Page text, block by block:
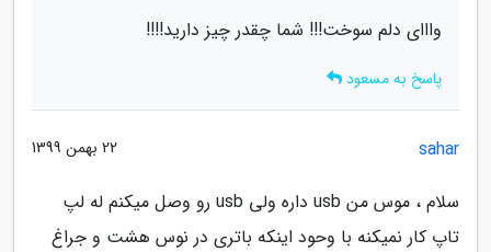
وااای دلم سوخت!!! شما چقدر چیز دارید!!!!
پاسخ به مسعود
sahar 22 بهمن 1399
سلام ، موس من usb داره ولی usb رو وصل میکنم له لپ
تاپ کار نمیکنه با وحود اینکه باتری در نوس هشت و جراغ